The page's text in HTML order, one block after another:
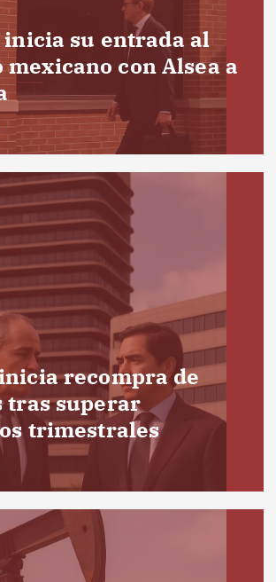
su entrada al
mexicano con Alsea a
recompra de
tras superar
trimestrales